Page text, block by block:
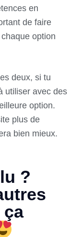
en
de faire
option
deux, si tu
utiliser avec des
option.
plus de
bien mieux.
?
ça